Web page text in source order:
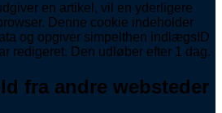
en artikel, vil en yderligere
Denne cookie indeholder
og opgiver simpelthen indlægsID
redigeret. Den udløber efter 1 dag.
fra andre websteder